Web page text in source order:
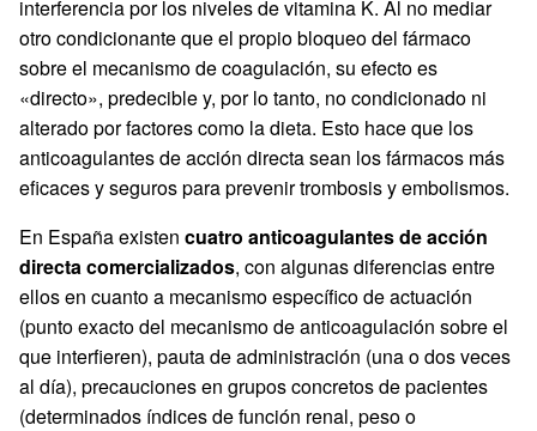
interferencia por los niveles de vitamina K. Al no mediar
otro condicionante que el propio bloqueo del fármaco
sobre el mecanismo de coagulación, su efecto es
«directo», predecible y, por lo tanto, no condicionado ni
alterado por factores como la dieta. Esto hace que los
anticoagulantes de acción directa sean los fármacos más
eficaces y seguros para prevenir trombosis y embolismos.
En España existen cuatro anticoagulantes de acción
directa comercializados, con algunas diferencias entre
ellos en cuanto a mecanismo específico de actuación
(punto exacto del mecanismo de anticoagulación sobre el
que interfieren), pauta de administración (una o dos veces
al día), precauciones en grupos concretos de pacientes
(determinados índices de función renal, peso o